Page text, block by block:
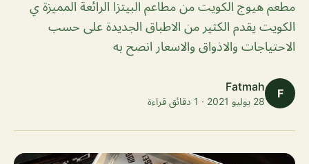
مطعم هيوج الكويت من مطاعم البيتزا الرائعة المميزة ي
الكويت يقدم الكثير من الاطباق الجديدة على حسب
الاحتياجات والاذواق والاسعار انصح به
F
Fatmah
28 يوليو 2021 · 1 دقائق قراءة